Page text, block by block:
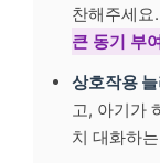
찬해주세요.
큰 동기 부
상호작용
고, 아기가
치 대화하